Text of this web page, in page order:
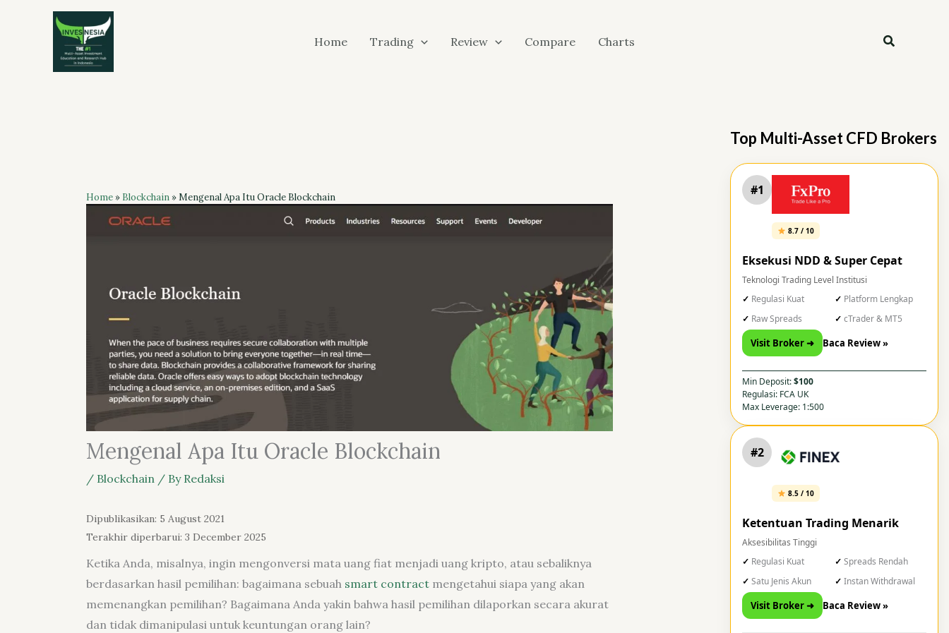
Home Trading Review Compare Charts Search
Home» Blockchain»Mengenal Apa Itu Oracle Blockchain
Mengenal Apa Itu Oracle Blockchain
/ Blockchain/ By Redaksi
Dipublikasikan: 5 August 2021
Terakhir diperbarui: 3 December 2025
Ketika Anda, misalnya, ingin mengonversi mata uang fiat menjadi uang kripto, atau sebaliknya
berdasarkan hasil pemilihan: bagaimana sebuah smart contractmengetahui siapa yang akan
memenangkan pemilihan? Bagaimana Anda yakin bahwa hasil pemilihan dilaporkan secara akurat
dan tidak dimanipulasi untuk keuntungan orang lain?
Top Multi-Asset CFD Brokers
#1
8.7 / 10
Eksekusi NDD & Super Cepat
Teknologi Trading Level Institusi
Regulasi Kuat
Platform Lengkap
Raw Spreads
cTrader & MT5
Visit Broker ➜ Baca Review »
Min Deposit:$100
Regulasi: FCA UK
Max Leverage: 1:500
#2
8.5 / 10
Ketentuan Trading Menarik
Aksesibilitas Tinggi
Regulasi Kuat
Spreads Rendah
Satu Jenis Akun
Instan Withdrawal
Visit Broker ➜ Baca Review »